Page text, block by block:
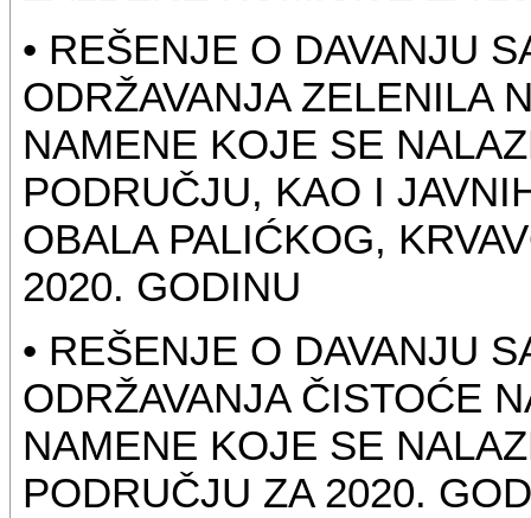
• REŠENJE O DAVANJU
ODRŽAVANJA ZELENILA
NAMENE KOJE SE
PODRUČJU, KAO I
OBALA PALIĆKOG,
2020. GODINU
• REŠENJE O DAVANJU
ODRŽAVANJA ČISTOĆE
NAMENE KOJE SE
PODRUČJU ZA 2020.